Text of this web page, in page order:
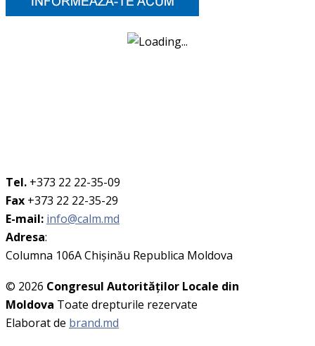
Tel. +373 22 22-35-09
Fax +373 22 22-35-29
E-mail: info@calm.md
Adresa:
Columna 106A Chişinău Republica Moldova
© 2026 Congresul Autorităţilor Locale din
Moldova Toate drepturile rezervate
Elaborat de brand.md